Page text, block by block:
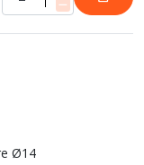
Ø14